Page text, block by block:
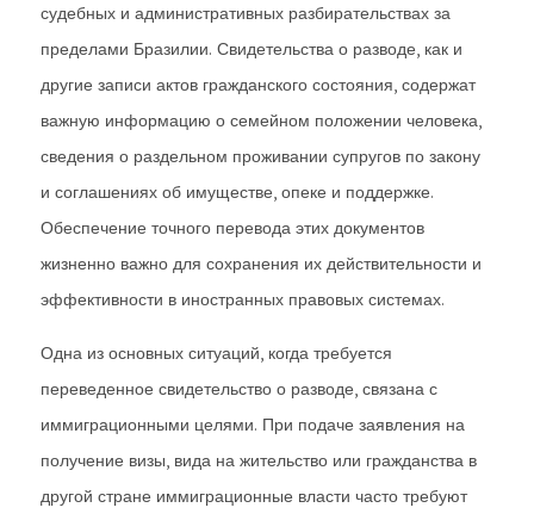
судебных и административных разбирательствах за
пределами Бразилии. Свидетельства о разводе, как и
другие записи актов гражданского состояния, содержат
важную информацию о семейном положении человека,
сведения о раздельном проживании супругов по закону
и соглашениях об имуществе, опеке и поддержке.
Обеспечение точного перевода этих документов
жизненно важно для сохранения их действительности и
эффективности в иностранных правовых системах.
Одна из основных ситуаций, когда требуется
переведенное свидетельство о разводе, связана с
иммиграционными целями. При подаче заявления на
получение визы, вида на жительство или гражданства в
другой стране иммиграционные власти часто требуют